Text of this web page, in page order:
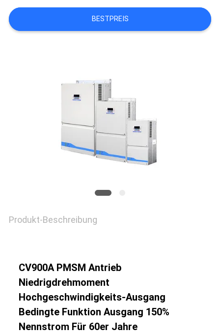
BESTPREIS
Produkt-Beschreibung
CV900A PMSM Antrieb
Niedrigdrehmoment
Hochgeschwindigkeits-Ausgang
Bedingte Funktion Ausgang 150%
Nennstrom Für 60er Jahre